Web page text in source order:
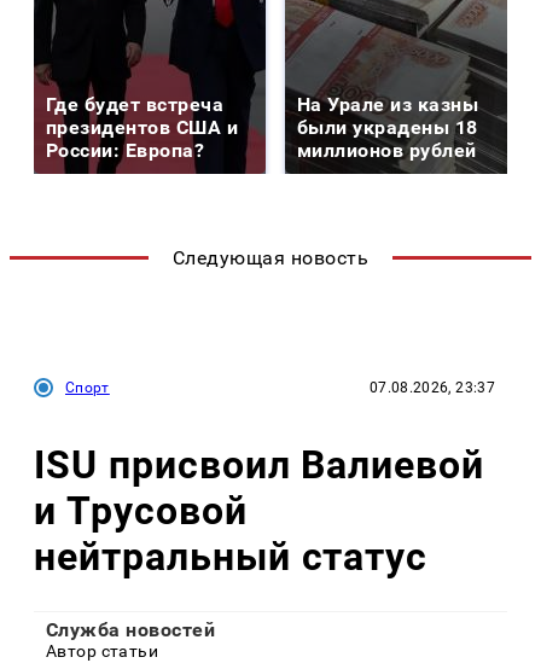
Где будет встреча
президентов США и
России: Европа?
На Урале из казны
были украдены 18
миллионов рублей
Следующая новость
Спорт 07.08.2026, 23:37
ISU присвоил Валиевой
и Трусовой
нейтральный статус
Служба новостей
Автор статьи